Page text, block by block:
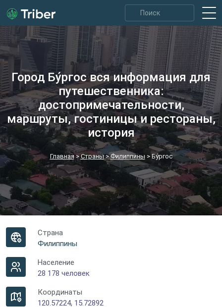
Город Бу́ргос вся информация для
путешественника:
достопримечательности,
маршруты, гостиницы и рестораны,
история
Главная>Страны>Филиппины >Бу́ргос
Страна
Филиппины
Население
28 178 человек
Координаты
120.57224, 15.72892